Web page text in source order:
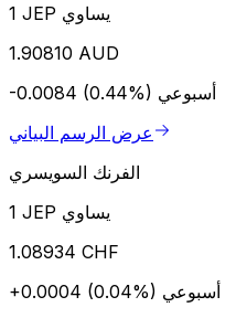
1 JEP يساوي
1.90810 AUD
-0.0084 (0.44%) أسبوعي
عرض الرسم البياني
الفرنك السويسري
1 JEP يساوي
1.08934 CHF
+0.0004 (0.04%) أسبوعي